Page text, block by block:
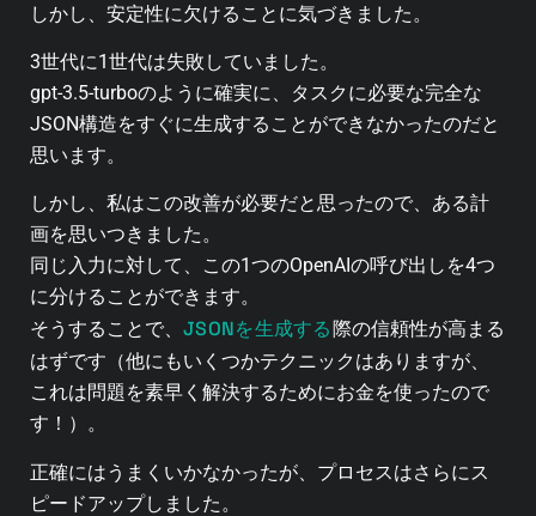
しかし、安定性に欠けることに気づきました。
3世代に1世代は失敗していました。
gpt-3.5-turboのように確実に、タスクに必要な完全な
JSON構造をすぐに生成することができなかったのだと
思います。
しかし、私はこの改善が必要だと思ったので、ある計
画を思いつきました。
同じ入力に対して、この1つのOpenAIの呼び出しを4つ
に分けることができます。
そうすることで、 JSONを生成する 際の信頼性が高まる
はずです（他にもいくつかテクニックはありますが、
これは問題を素早く解決するためにお金を使ったので
す！）。
正確にはうまくいかなかったが、プロセスはさらにス
ピードアップしました。